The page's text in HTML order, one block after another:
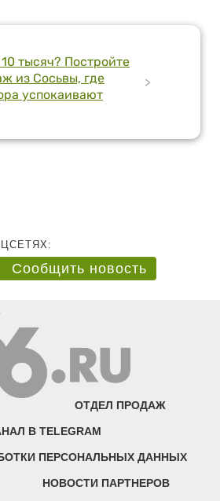
тысяч? Постройте
из Сосьвы, где
успокаивают
>
Сообщить новость
ОТДЕЛ ПРОДАЖ
В TELEGRAM
ПЕРСОНАЛЬНЫХ ДАННЫХ
НОВОСТИ ПАРТНЕРОВ